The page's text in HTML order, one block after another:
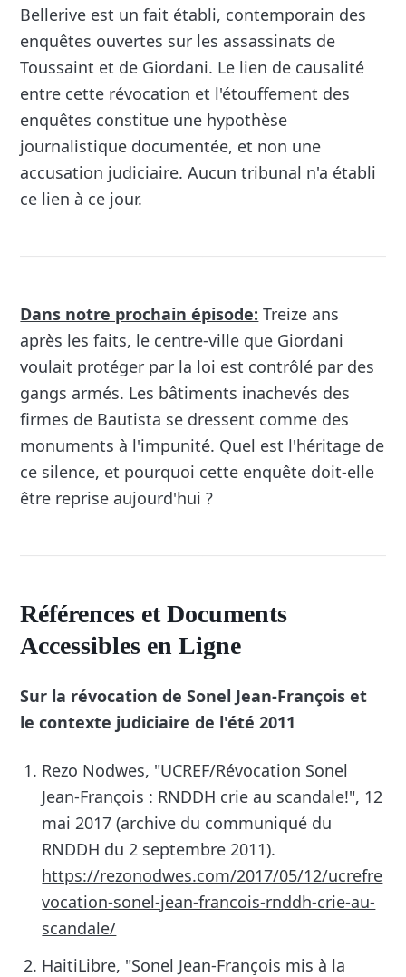
Bellerive est un fait établi, contemporain des
enquêtes ouvertes sur les assassinats de
Toussaint et de Giordani. Le lien de causalité
entre cette révocation et l'étouffement des
enquêtes constitue une hypothèse
journalistique documentée, et non une
accusation judiciaire. Aucun tribunal n'a établi
ce lien à ce jour.
Dans notre prochain épisode: Treize ans
après les faits, le centre-ville que Giordani
voulait protéger par la loi est contrôlé par des
gangs armés. Les bâtiments inachevés des
firmes de Bautista se dressent comme des
monuments à l'impunité. Quel est l'héritage de
ce silence, et pourquoi cette enquête doit-elle
être reprise aujourd'hui ?
Références et Documents
Accessibles en Ligne
Sur la révocation de Sonel Jean-François et
le contexte judiciaire de l'été 2011
Rezo Nodwes, "UCREF/Révocation Sonel
Jean-François : RNDDH crie au scandale!", 12
mai 2017 (archive du communiqué du
RNDDH du 2 septembre 2011).
https://rezonodwes.com/2017/05/12/ucrefre
vocation-sonel-jean-francois-rnddh-crie-au-
scandale/
HaitiLibre, "Sonel Jean-François mis à la